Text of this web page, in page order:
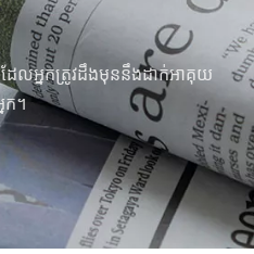
ដែល​អ្នក​ត្រូវ​ដឹង​មុន​នឹង​ដាក់​អាគុយ​
ក។